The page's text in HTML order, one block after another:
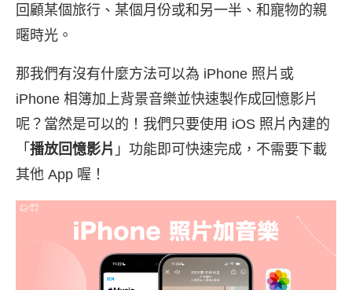
回顧某個旅行、某個月份或和另一半、和寵物的親
暱時光。
那我們有沒有什麼方法可以為 iPhone 照片或
iPhone 相簿加上背景音樂並快速製作成回憶影片
呢？當然是可以的！我們只要使用 iOS 照片內建的
「 播放回憶影片 」功能即可快速完成，不需要下載
其他 App 喔！